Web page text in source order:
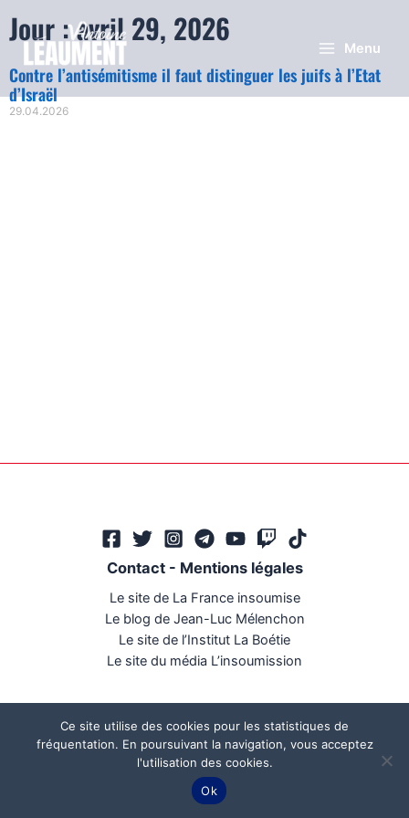
Menu
Jour : avril 29, 2026
Contre l’antisémitisme il faut distinguer les juifs à l’Etat
d’Israël
29.04.2026
Contact- Mentions légales
Le site de La France insoumise
Le blog de Jean-Luc Mélenchon
Le site de l’Institut La Boétie
Le site du média L’insoumission
Mégaphone communication
Ce site utilise des cookies pour les statistiques de
fréquentation. En poursuivant la navigation, vous acceptez
l'utilisation des cookies.
Ok